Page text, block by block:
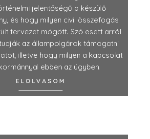
jelentőségű a készülő
és hogy milyen civil összefogás
tervezet mögött. Szó esett arról
az állampolgárok támogatni
illetve hogy milyen a kapcsolat
ebben az ügyben.
ELOLVASOM